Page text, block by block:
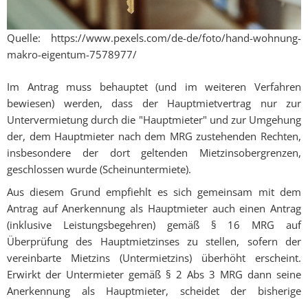
Quelle: https://www.pexels.com/de-de/foto/hand-wohnung-
makro-eigentum-7578977/
Im Antrag muss behauptet (und im weiteren Verfahren
bewiesen) werden, dass der Hauptmietvertrag nur zur
Untervermietung durch die "Hauptmieter" und zur Umgehung
der, dem Hauptmieter nach dem MRG zustehenden Rechten,
insbesondere der dort geltenden Mietzinsobergrenzen,
geschlossen wurde (Scheinuntermiete).
Aus diesem Grund empfiehlt es sich gemeinsam mit dem
Antrag auf Anerkennung als Hauptmieter auch einen Antrag
(inklusive Leistungsbegehren) gemäß § 16 MRG auf
Überprüfung des Hauptmietzinses zu stellen, sofern der
vereinbarte Mietzins (Untermietzins) überhöht erscheint.
Erwirkt der Untermieter gemäß § 2 Abs 3 MRG dann seine
Anerkennung als Hauptmieter, scheidet der bisherige